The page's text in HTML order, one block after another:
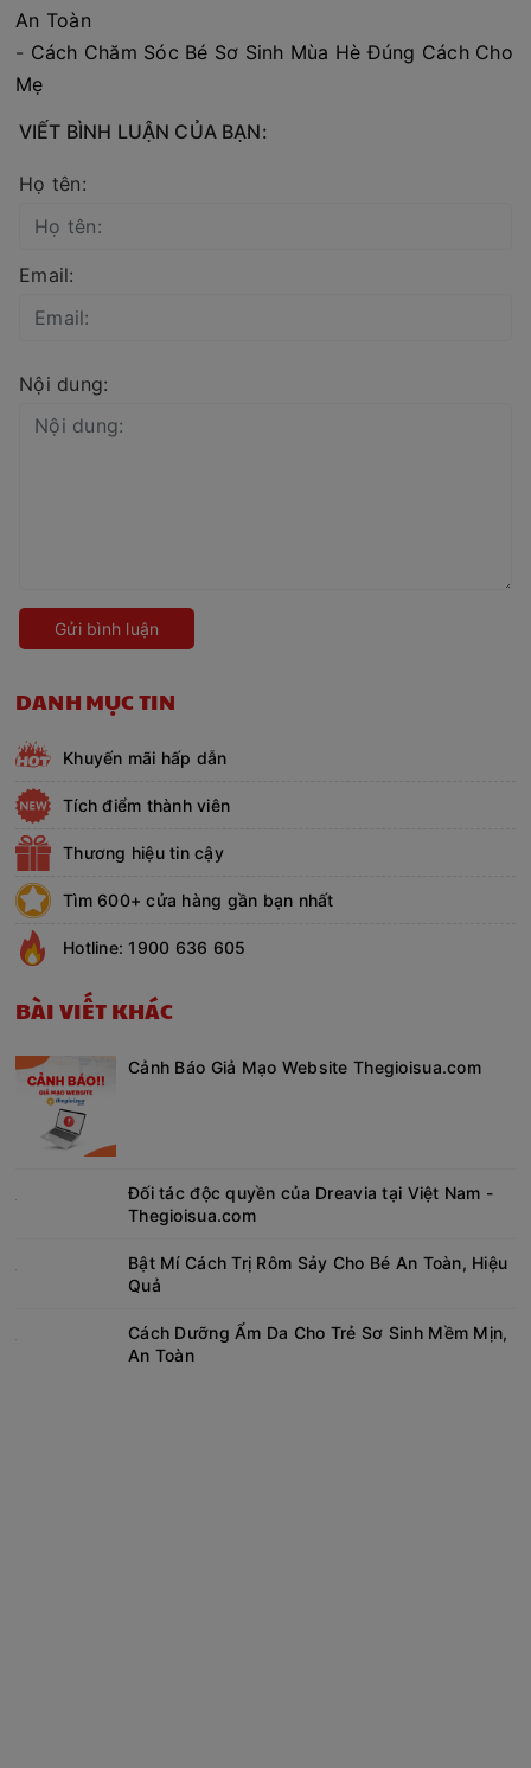
An Toàn
- Cách Chăm Sóc Bé Sơ Sinh Mùa Hè Đúng Cách Cho
Mẹ
VIẾT BÌNH LUẬN CỦA BẠN:
Họ tên:
Email:
Nội dung:
Gửi bình luận
DANH MỤC TIN
Khuyến mãi hấp dẫn
Tích điểm thành viên
Thương hiệu tin cậy
Tìm 600+ cửa hàng gần bạn nhất
Hotline: 1900 636 605
BÀI VIẾT KHÁC
Cảnh Báo Giả Mạo Website Thegioisua.com
Đối tác độc quyền của Dreavia tại Việt Nam -
Thegioisua.com
Bật Mí Cách Trị Rôm Sảy Cho Bé An Toàn, Hiệu
Quả
Cách Dưỡng Ẩm Da Cho Trẻ Sơ Sinh Mềm Mịn,
An Toàn